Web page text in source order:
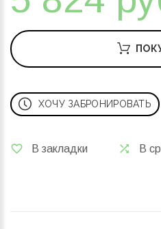
ХОЧУ ЗАБРОНИРОВАТЬ
В закладки В